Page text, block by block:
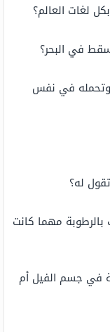
لغات العالم؟
في البحر؟
في نفس
له؟
مهما كانت
في جسم الفيل أم